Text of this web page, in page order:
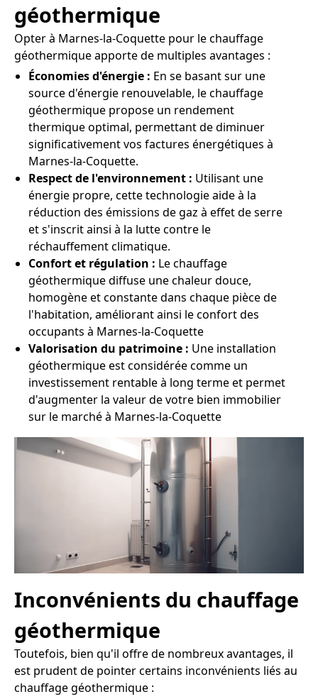
géothermique
Opter à Marnes-la-Coquette pour le chauffage
géothermique apporte de multiples avantages :
Économies d'énergie : En se basant sur une
source d'énergie renouvelable, le chauffage
géothermique propose un rendement
thermique optimal, permettant de diminuer
significativement vos factures énergétiques à
Marnes-la-Coquette.
Respect de l'environnement : Utilisant une
énergie propre, cette technologie aide à la
réduction des émissions de gaz à effet de serre
et s'inscrit ainsi à la lutte contre le
réchauffement climatique.
Confort et régulation : Le chauffage
géothermique diffuse une chaleur douce,
homogène et constante dans chaque pièce de
l'habitation, améliorant ainsi le confort des
occupants à Marnes-la-Coquette
Valorisation du patrimoine : Une installation
géothermique est considérée comme un
investissement rentable à long terme et permet
d'augmenter la valeur de votre bien immobilier
sur le marché à Marnes-la-Coquette
Inconvénients du chauffage
géothermique
Toutefois, bien qu'il offre de nombreux avantages, il
est prudent de pointer certains inconvénients liés au
chauffage géothermique :